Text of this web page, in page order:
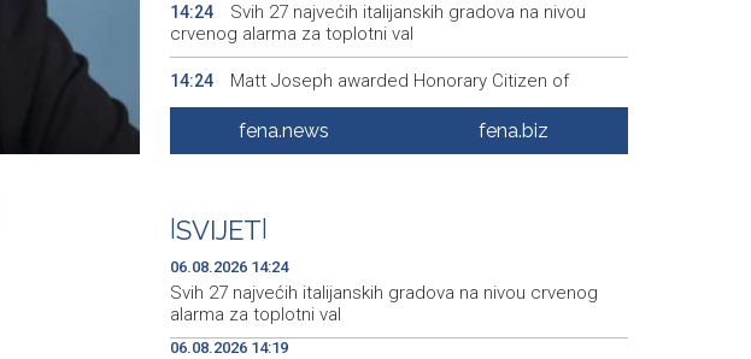
14:24
Svih 27 najvećih italijanskih gradova na nivou
crvenog alarma za toplotni val
14:24
Matt Joseph awarded Honorary Citizen of
Sarajevo
Improved infrastructure boosts visits to
14:19
Papa poziva mlade da se suprotstave
fundamentalizmu
fena.news fena.biz
SVIJET
06.08.2026 14:24
Svih 27 najvećih italijanskih gradova na nivou crvenog
alarma za toplotni val
06.08.2026 14:19